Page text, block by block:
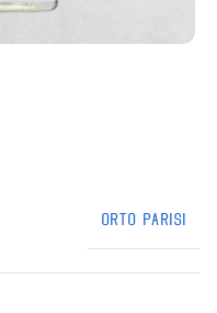
Orto Parisi